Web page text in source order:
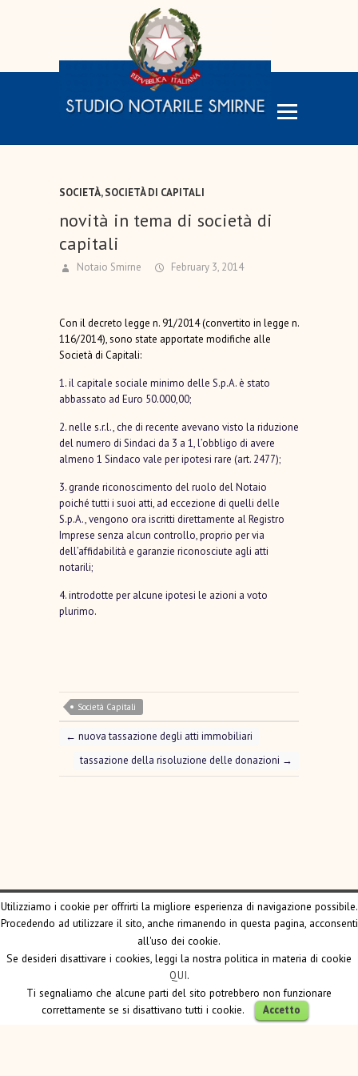
Utilizziamo i cookie per offrirti la migliore esperienza di navigazione possibile.
Procedendo ad utilizzare il sito, anche rimanendo in questa pagina, acconsenti
all'uso dei cookie.
Se desideri disattivare i cookies, leggi la nostra politica in materia di cookie
QUI.
Ti segnaliamo che alcune parti del sito potrebbero non funzionare
correttamente se si disattivano tutti i cookie.
Accetto
SOCIETÀ,SOCIETÀ DI CAPITALI
novità in tema di società di
capitali
Notaio Smirne February 3, 2014
Con il decreto legge n. 91/2014 (convertito in legge n.
116/2014), sono state apportate modifiche alle
Società di Capitali:
1. il capitale sociale minimo delle S.p.A. è stato
abbassato ad Euro 50.000,00;
2. nelle s.r.l., che di recente avevano visto la riduzione
del numero di Sindaci da 3 a 1, l’obbligo di avere
almeno 1 Sindaco vale per ipotesi rare (art. 2477);
3. grande riconoscimento del ruolo del Notaio
poiché tutti i suoi atti, ad eccezione di quelli delle
S.p.A., vengono ora iscritti direttamente al Registro
Imprese senza alcun controllo, proprio per via
dell’affidabilità e garanzie riconosciute agli atti
notarili;
4. introdotte per alcune ipotesi le azioni a voto
plurimo.
Società Capitali
← nuova tassazione degli atti immobiliari
tassazione della risoluzione delle donazioni →
CONTATTI
Studio Notarile Smirne - Corso Montevecchio 48 -
10129 Torino (TO) - Tel 011 4546125 - Fax 011